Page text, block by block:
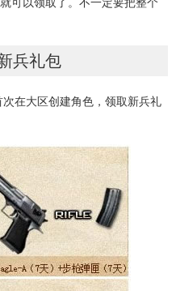
兵礼包
在大区创建角色，领取新兵礼